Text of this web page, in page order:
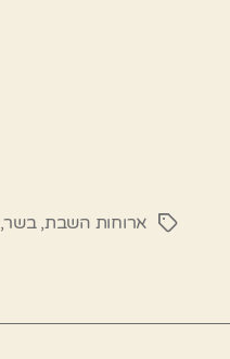
תגיותארוחות השבת,בשר,